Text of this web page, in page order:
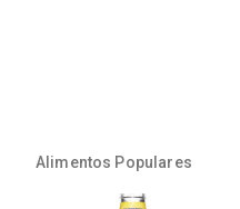
Alimentos Populares